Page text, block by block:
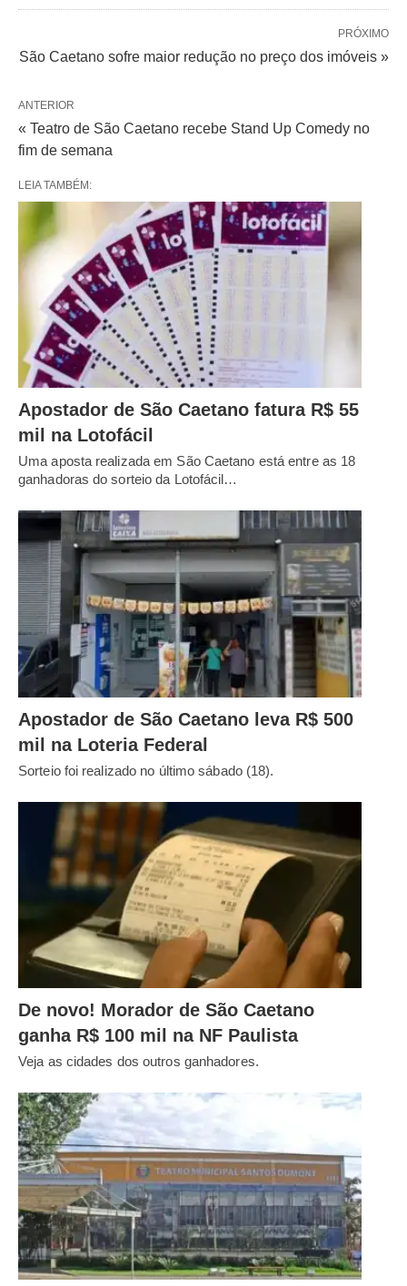
PRÓXIMO
São Caetano sofre maior redução no preço dos imóveis »
ANTERIOR
« Teatro de São Caetano recebe Stand Up Comedy no
fim de semana
LEIA TAMBÉM:
Apostador de São Caetano fatura R$ 55
mil na Lotofácil
Uma aposta realizada em São Caetano está entre as 18
ganhadoras do sorteio da Lotofácil…
Apostador de São Caetano leva R$ 500
mil na Loteria Federal
Sorteio foi realizado no último sábado (18).
De novo! Morador de São Caetano
ganha R$ 100 mil na NF Paulista
Veja as cidades dos outros ganhadores.